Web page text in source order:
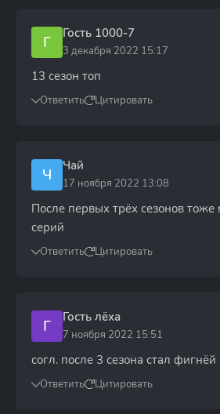
Г Гость 1000-7
3 декабря 2022 15:17
13 сезон топ
Ответить Цитировать
Ч Чай
17 ноября 2022 13:08
После первых трёх сезонов
серий
Ответить Цитировать
Г Гость лёха
7 ноября 2022 15:51
согл. после 3 сезона стал фигнёй
Ответить Цитировать